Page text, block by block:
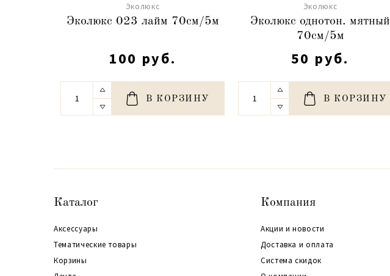
Эколюкс
Эколюкс 023 лайм 70см/5м
100 руб.
В КОРЗИНУ
Эколюкс
Эколюкс однотон. мятный
70см/5м
50 руб.
В КОРЗИНУ
Каталог
Аксессуары
Тематические товары
Корзины
Компания
Акции и новости
Доставка и оплата
Система скидок